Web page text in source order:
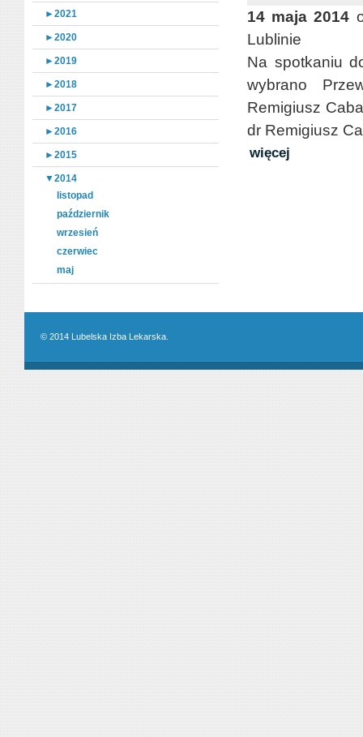
►2021
►2020
►2019
►2018
►2017
►2016
►2015
▼2014
listopad
październik
wrzesień
czerwiec
maj
14 maja 2014
Lublinie
Na spotkaniu
wybrano
Remigiusz
dr Remigiusz
więcej
© 2014 Lubelska Izba Lekarska.